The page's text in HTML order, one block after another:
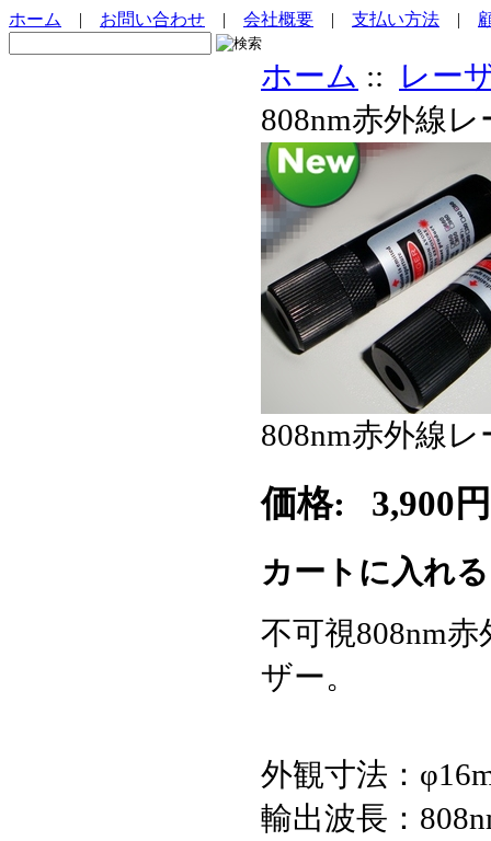
ホーム | お問い合わせ | 会社概要 | 支払い方法 |
ホーム ::
レー
808nm赤外線
808nm赤外線
価格: 3,900円
カートに入れ
不可視808nm
ザー。
外観寸法：
輸出波長：